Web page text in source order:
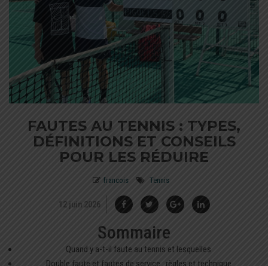
FAUTES AU TENNIS : TYPES,
DÉFINITIONS ET CONSEILS
POUR LES RÉDUIRE
francois Tennis
12 juin 2026
Sommaire
Quand y a-t-il faute au tennis et lesquelles
Double faute et fautes de service : règles et technique